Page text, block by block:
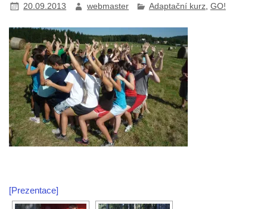
20.09.2013 webmaster Adaptační kurz, GO!
[Prezentace]